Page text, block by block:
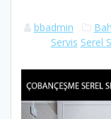
bbadmin
Servis Serel